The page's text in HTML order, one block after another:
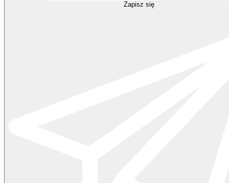
Zapisz się